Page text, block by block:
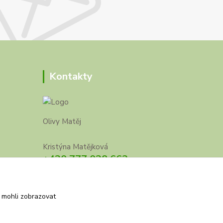
Kontakty
Olivy Matěj
Kristýna Matějková
+420 777 028 663
zobrazovat